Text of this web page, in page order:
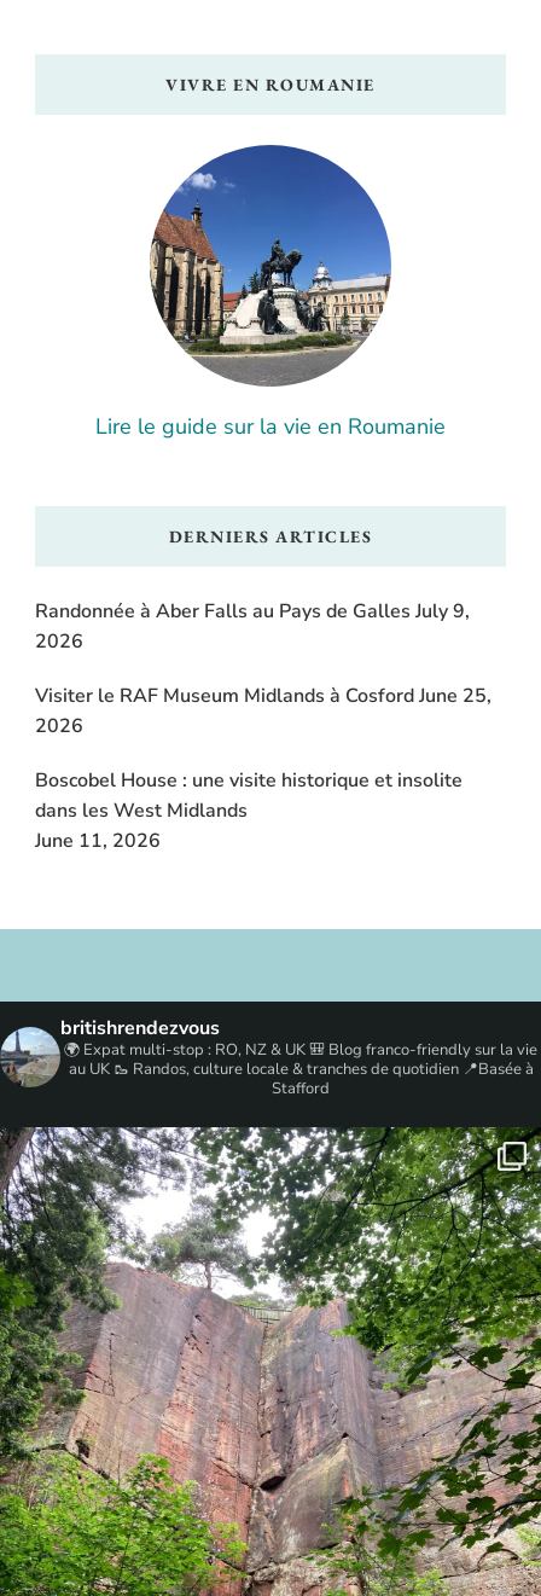
VIVRE EN ROUMANIE
Lire le guide sur la vie en Roumanie
DERNIERS ARTICLES
Randonnée à Aber Falls au Pays de Galles July 9,
2026
Visiter le RAF Museum Midlands à CosfordJune 25,
2026
Boscobel House : une visite historique et insolite
dans les West Midlands
June 11, 2026
britishrendezvous
🌍 Expat multi-stop : RO, NZ & UK🎒 Blog franco-friendly sur la vie
au UK🥾 Randos, culture locale & tranches de quotidien📍Basée à
Stafford